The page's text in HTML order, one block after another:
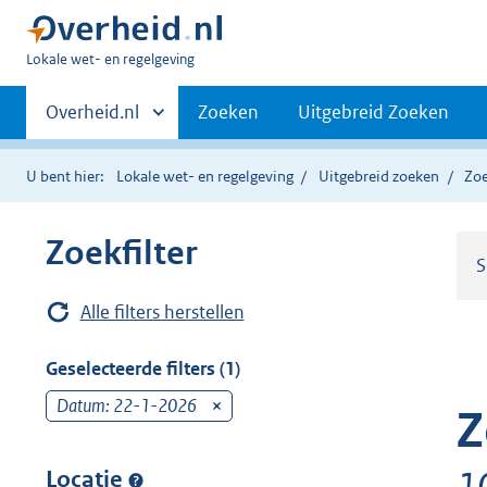
U
hier:
Lokale wet- en regelgeving
Primaire
navigatie
Andere
sites
binnen
Overheid.nl Zoeken Uitgebreid Zoeken
U bent hier: Lokale wet- en regelgeving Uitgebreid zoeken
Zoekfilter
Alle filters herstellen
Geselecteerde filters (1)
Datum: 22-1-2026
Locatie